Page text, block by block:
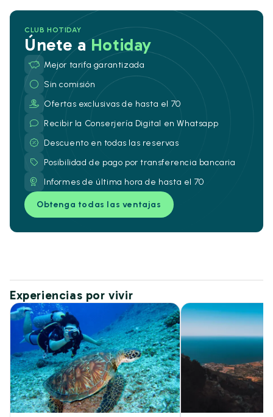
CLUB HOTIDAY
Únete aHotiday
Mejor tarifa garantizada
Sin comisión
Ofertas exclusivas de hasta el 70
Recibir la Conserjería Digital en Whatsapp
Descuento en todas las reservas
Posibilidad de pago por transferencia bancaria
Informes de última hora de hasta el 70
Obtenga todas las ventajas
Experiencias por vivir